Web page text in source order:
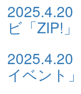
2025.4.20
ビ「ZIP!」
2025.4.20
イベント」